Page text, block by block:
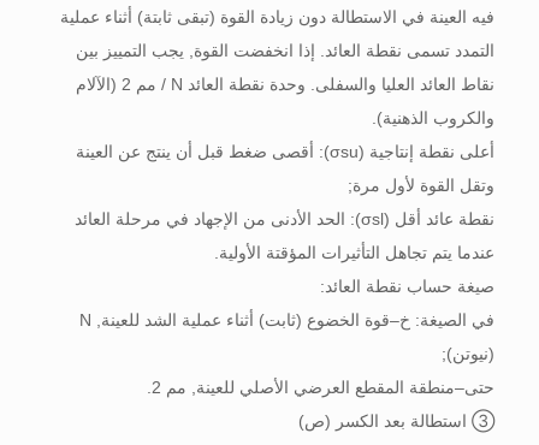
فيه العينة في الاستطالة دون زيادة القوة (تبقى ثابتة) أثناء عملية
التمدد تسمى نقطة العائد. إذا انخفضت القوة, يجب التمييز بين
نقاط العائد العليا والسفلى. وحدة نقطة العائد N / مم 2 (الآلام
والكروب الذهنية).
أعلى نقطة إنتاجية (σsu): أقصى ضغط قبل أن ينتج عن العينة
وتقل القوة لأول مرة;
نقطة عائد أقل (σsl): الحد الأدنى من الإجهاد في مرحلة العائد
عندما يتم تجاهل التأثيرات المؤقتة الأولية.
صيغة حساب نقطة العائد:
في الصيغة: خ–قوة الخضوع (ثابت) أثناء عملية الشد للعينة, N
(نيوتن);
حتى–منطقة المقطع العرضي الأصلي للعينة, مم 2.
③ استطالة بعد الكسر (ص)